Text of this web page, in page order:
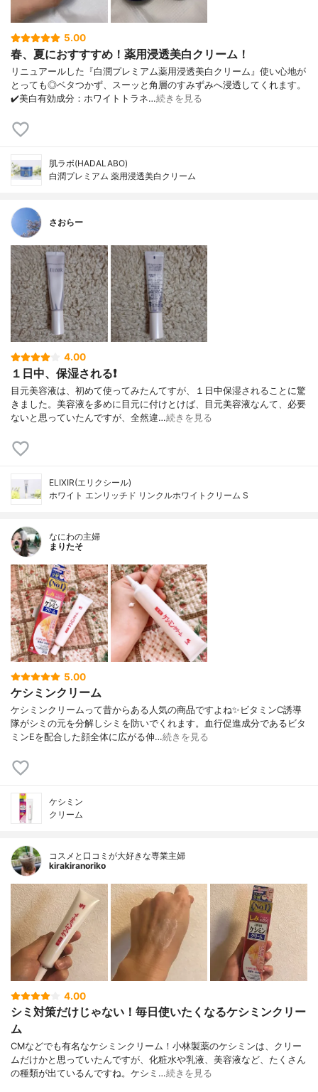
5.00
春、夏におすすすめ！薬用浸透美白クリーム！
リニュアールした『白潤プレミアム薬用浸透美白クリーム』使い心地が
とっても◎ベタつかず、スーッと角層のすみずみへ浸透してくれます。
✔️美白有効成分：ホワイトトラネ…続きを見る
肌ラボ(HADALABO)
白潤プレミアム 薬用浸透美白クリーム
さおらー
4.00
１日中、保湿される❗
目元美容液は、初めて使ってみたんてすが、１日中保湿されることに驚
きました。美容液を多めに目元に付けとけば、目元美容液なんて、必要
ないと思っていたんですが、全然違…続きを見る
ELIXIR(エリクシール)
ホワイト エンリッチド リンクルホワイトクリーム S
なにわの主婦
まりたそ
5.00
ケシミンクリーム
ケシミンクリームって昔からある人気の商品ですよね✨ビタミンC誘導
隊がシミの元を分解しシミを防いでくれます。血行促進成分であるビタ
ミンEを配合した顔全体に広がる伸…続きを見る
ケシミン
クリーム
コスメと口コミが大好きな専業主婦
kirakiranoriko
4.00
シミ対策だけじゃない！毎日使いたくなるケシミンクリー
ム
CMなどでも有名なケシミンクリーム！小林製薬のケシミンは、クリー
ムだけかと思っていたんですが、化粧水や乳液、美容液など、たくさん
の種類が出ているんですね。ケシミ…続きを見る